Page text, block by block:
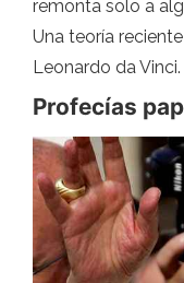
remonta solo a
Una teoría
Leonardo da Vinci.
Profecías